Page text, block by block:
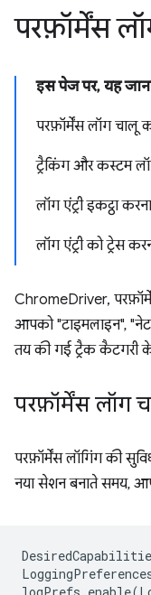
परफ़ॉर्मेंस
इस पेज पर, यह
परफ़ॉर्मेंस लॉग चालू
ट्रैकिंग और कस्टम
लॉग एंट्री इकट्ठा करना
लॉग एंट्री को ट्रेस
ChromeDriver,
आपको "टाइमलाइन",
तय की गई ट्रैक कैटगरी
परफ़ॉर्मेंस लॉग
परफ़ॉर्मेंस लॉगिंग की
नया सेशन बनाते समय,